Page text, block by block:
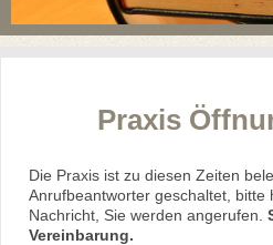
Praxis
Die Praxis ist zu diesen Zeiten
Anrufbeantworter geschaltet, bitte
Nachricht, Sie werden angerufen.
Vereinbarung.